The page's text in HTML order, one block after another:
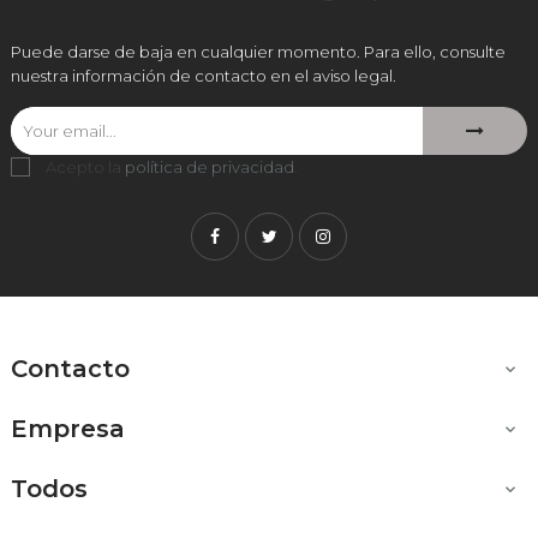
Puede darse de baja en cualquier momento. Para ello, consulte
nuestra información de contacto en el aviso legal.
Acepto la política de privacidad
FacebookTwitterInstagram
Contacto 
Empresa 
Todos 